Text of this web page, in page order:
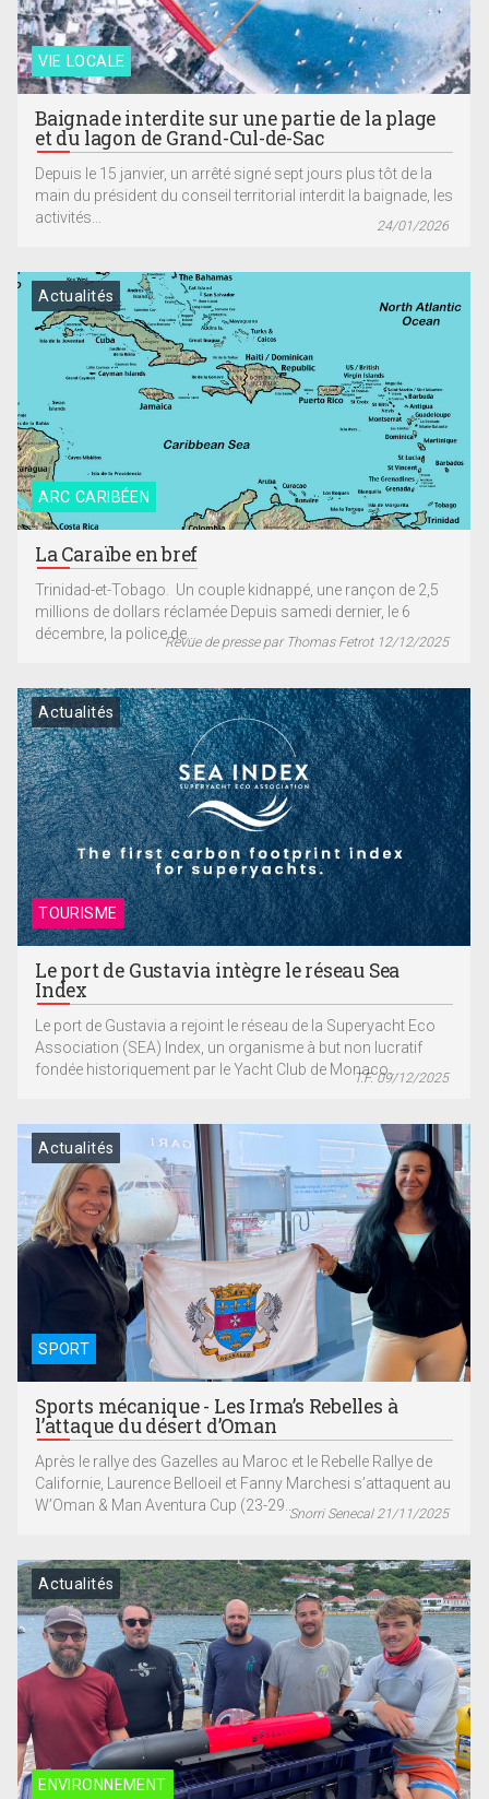
VIE LOCALE
Baignade interdite sur une partie de la plage
et du lagon de Grand-Cul-de-Sac
Depuis le 15 janvier, un arrêté signé sept jours plus tôt de la
main du président du conseil territorial interdit la baignade, les
activités...
24/01/2026
ARC CARIBÉEN
Actualités
La Caraïbe en bref
Trinidad-et-Tobago. Un couple kidnappé, une rançon de 2,5
millions de dollars réclamée Depuis samedi dernier, le 6
décembre, la police de...Revue de presse par Thomas Fetrot 12/12/2025
TOURISME
Actualités
Le port de Gustavia intègre le réseau Sea
Index
Le port de Gustavia a rejoint le réseau de la Superyacht Eco
Association (SEA) Index, un organisme à but non lucratif
fondée historiquement par le Yacht Club de Monaco...T.F. 09/12/2025
SPORT
Actualités
Sports mécanique - Les Irma’s Rebelles à
l’attaque du désert d’Oman
Après le rallye des Gazelles au Maroc et le Rebelle Rallye de
Californie, Laurence Belloeil et Fanny Marchesi s’attaquent au
W’Oman & Man Aventura Cup (23-29...Snorri Senecal 21/11/2025
ENVIRONNEMENT
Actualités